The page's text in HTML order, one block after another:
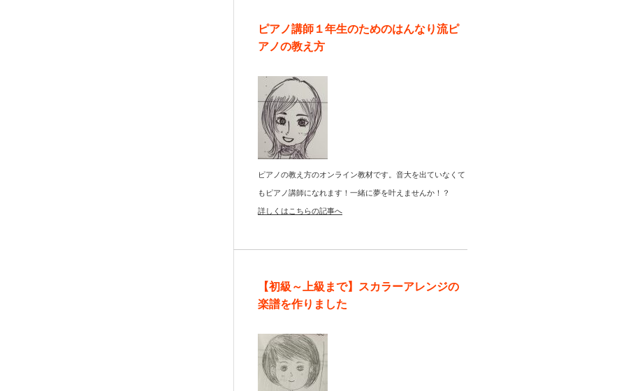
ピアノ講師１年生のためのはんなり流ピ
アノの教え方
ピアノの教え方のオンライン教材です。音大を出ていなくて
もピアノ講師になれます！一緒に夢を叶えませんか！？
詳しくはこちらの記事へ
【初級～上級まで】スカラーアレンジの
楽譜を作りました